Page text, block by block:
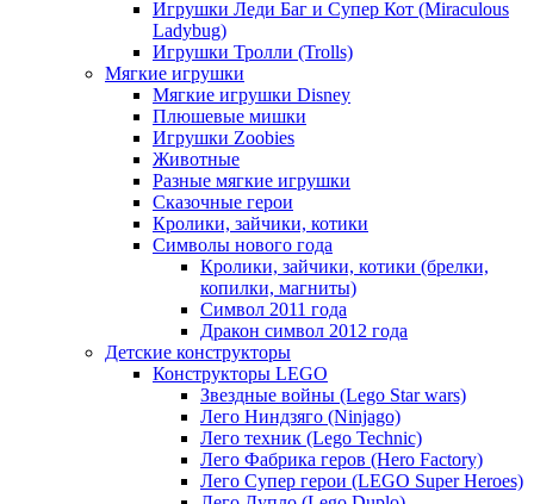
Игрушки Леди Баг и Супер Кот (Miraculous
Ladybug)
Игрушки Тролли (Trolls)
Мягкие игрушки
Мягкие игрушки Disney
Плюшевые мишки
Игрушки Zoobies
Животные
Разные мягкие игрушки
Сказочные герои
Кролики, зайчики, котики
Символы нового года
Кролики, зайчики, котики (брелки,
копилки, магниты)
Cимвол 2011 года
Дракон символ 2012 года
Детские конструкторы
Конструкторы LEGO
Звездные войны (Lego Star wars)
Лего Ниндзяго (Ninjago)
Лего техник (Lego Technic)
Лего Фабрика геров (Hero Factory)
Лего Супер герои (LEGO Super Heroes)